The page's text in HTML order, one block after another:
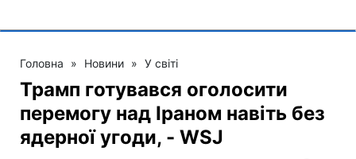
Головна » Новини » У світі
Трамп готувався оголосити
перемогу над Іраном навіть без
ядерної угоди, - WSJ